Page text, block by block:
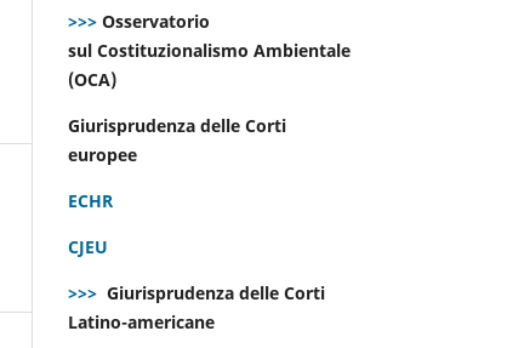
>>> Osservatorio
sul Costituzionalismo Ambientale
(OCA)
Giurisprudenza delle Corti
europee
ECHR
CJEU
>>> Giurisprudenza delle Corti
Latino-americane